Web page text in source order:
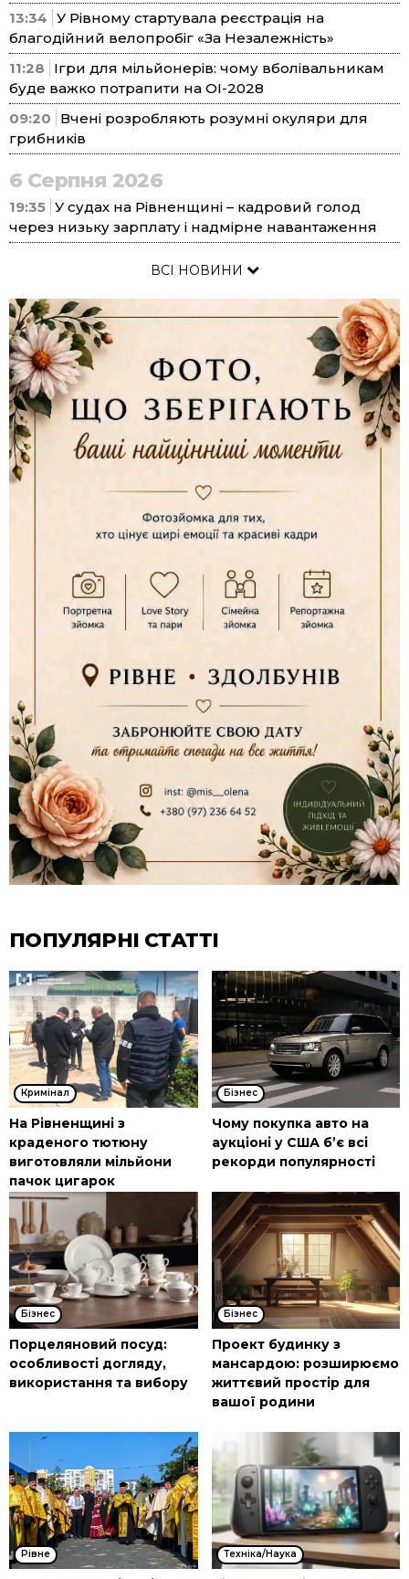
13:34 У Рівному стартувала реєстрація на
благодійний велопробіг «За Незалежність»
11:28
Ігри для мільйонерів: чому вболівальникам
буде важко потрапити на ОІ-2028
09:20
Вчені розробляють розумні окуляри для
грибників
6 Серпня 2026
19:35 У судах на Рівненщині – кадровий голод
через низьку зарплату і надмірне навантаження
ВСІ НОВИНИ
ПОПУЛЯРНІ СТАТТІ
Кримінал
На Рівненщині з
краденого тютюну
виготовляли мільйони
пачок цигарок
Бізнес
Чому покупка авто на
аукціоні у США б’є всі
рекорди популярності
Бізнес
Порцеляновий посуд:
особливості догляду,
використання та вибору
Бізнес
Проект будинку з
мансардою: розширюємо
життєвий простір для
вашої родини
Рівне Техніка/Наука